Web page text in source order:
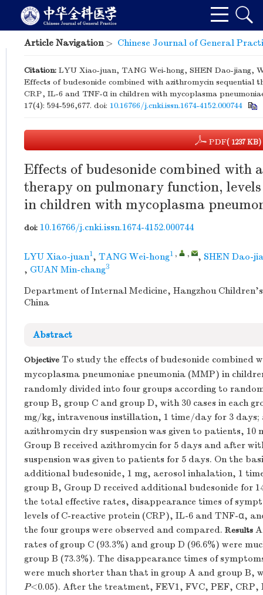
Article Navigation> Chinese Journal of General
Citation: LYU Xiao-juan, TANG Wei-hong, SHEN Dao-jiang,
Effects of budesonide combined with azithromycin sequential
CRP, IL-6 and TNF-α in children with mycoplasma
17(4): 594-596,677. doi: 10.16766/j.cnki.issn.1674-4152.000744
PDF( 1237 KB)
Effects of budesonide combined with
therapy on pulmonary function,
in children with mycoplasma
doi: 10.16766/j.cnki.issn.1674-4152.000744
LYU Xiao-juan1, TANG Wei-hong1 , , , SHEN Dao-
, GUAN Min-chang3
Department of Internal Medicine, Hangzhou
China
Abstract
Objective To study the effects of budesonide combined
mycoplasma pneumoniae pneumonia (MMP) in
randomly divided into four groups according to
group B, group C and group D, with 30 cases in each
mg/kg, intravenous instillation, 1 time/day for 3
azithromycin dry suspension was given to patients,
Group B received azithromycin for 5 days and after
suspension was given to patients for 5 days. On the
additional budesonide, 1 mg, aerosol inhalation, 1
group B, Group D received additional budesonide for
the total effective rates, disappearance times of
levels of C-reactive protein (CRP), IL-6 and TNF-α,
the four groups were observed and compared. Results
rates of group C (93.3%) and group D (96.6%) were
group B (73.3%). The disappearance times of
were much shorter than that in group A and group B,
P<0.05). After the treatment, FEV1, FVC, PEF,